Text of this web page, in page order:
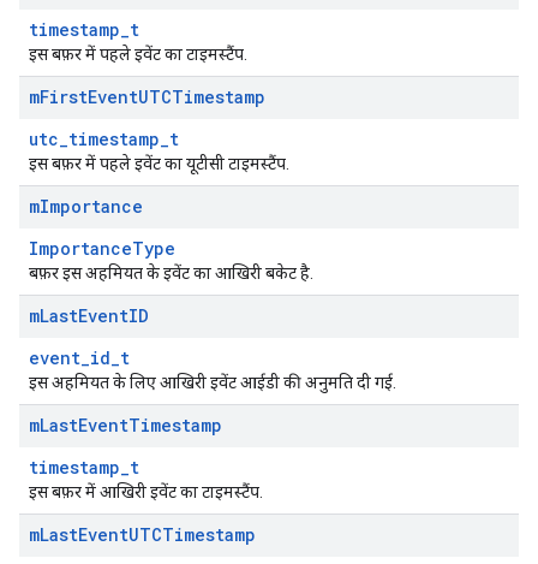
timestamp_t
इस बफ़र में पहले इवेंट का टाइमस्टैंप.
mFirstEventUTCTimestamp
utc_timestamp_t
इस बफ़र में पहले इवेंट का यूटीसी टाइमस्टैंप.
mImportance
ImportanceType
बफ़र इस अहमियत के इवेंट का आखिरी बकेट है.
mLastEventID
event_id_t
इस अहमियत के लिए आखिरी इवेंट आईडी की अनुमति दी गई.
mLastEventTimestamp
timestamp_t
इस बफ़र में आखिरी इवेंट का टाइमस्टैंप.
mLastEventUTCTimestamp